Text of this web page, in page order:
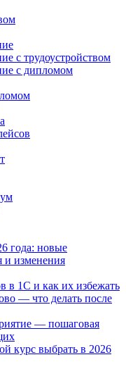
с трудоустройством
с дипломом
года: новые
и изменения
в 1С и как их избежать
— что делать после
— пошаговая
курс выбрать в 2026